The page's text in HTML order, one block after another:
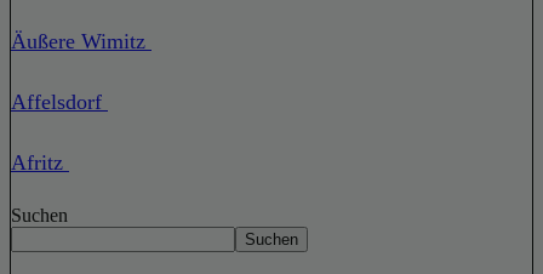
Äußere Wimitz
Affelsdorf
Afritz
Suchen
Suchen